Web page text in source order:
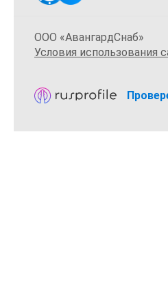
ООО «АвангардСнаб»
Условия использования